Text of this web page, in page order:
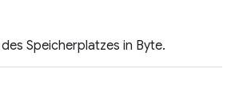
Speicherplatzes in Byte.